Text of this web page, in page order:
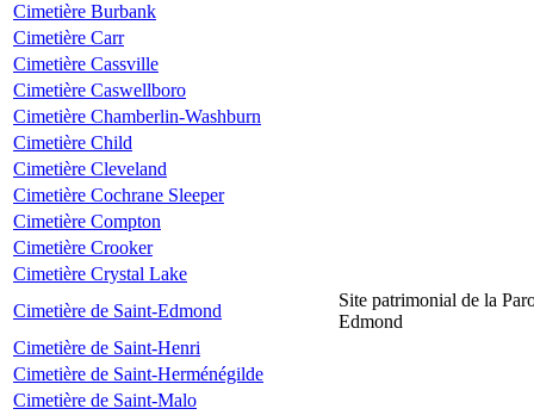
Cimetière Burbank
Cimetière Carr
Cimetière Cassville
Cimetière Caswellboro
Cimetière Chamberlin-Washburn
Cimetière Child
Cimetière Cleveland
Cimetière Cochrane Sleeper
Cimetière Compton
Cimetière Crooker
Cimetière Crystal Lake
Cimetière de Saint-Edmond
Site patrimonial de la
Edmond
Cimetière de Saint-Henri
Cimetière de Saint-Herménégilde
Cimetière de Saint-Malo